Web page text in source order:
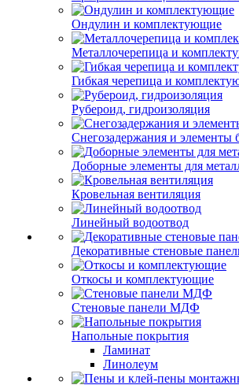
Ондулин и комплектующие
Металлочерепица и
Гибкая черепица и
Рубероид, гидроизоляция
Снегозадержания и элементы
Доборные элементы для
Кровельная вентиляция
Линейный водоотвод
Декоративные стеновые
Откосы и комплектующие
Стеновые панели МДФ
Напольные покрытия
Ламинат
Линолеум